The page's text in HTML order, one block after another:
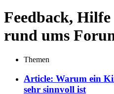
Feedback,
rund ums
Themen
Article: Warum ein
sehr sinnvoll ist